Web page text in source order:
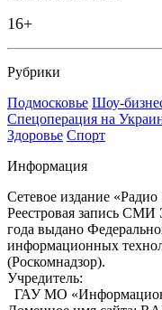
16+
Рубрики
Подмосковье Шоу-
Спецоперация на
Здоровье Спорт
Информация
Сетевое издание «Радио
Реестровая запись
года выдано
информационных
(Роскомнадзор).
Учредитель:
ГАУ МО